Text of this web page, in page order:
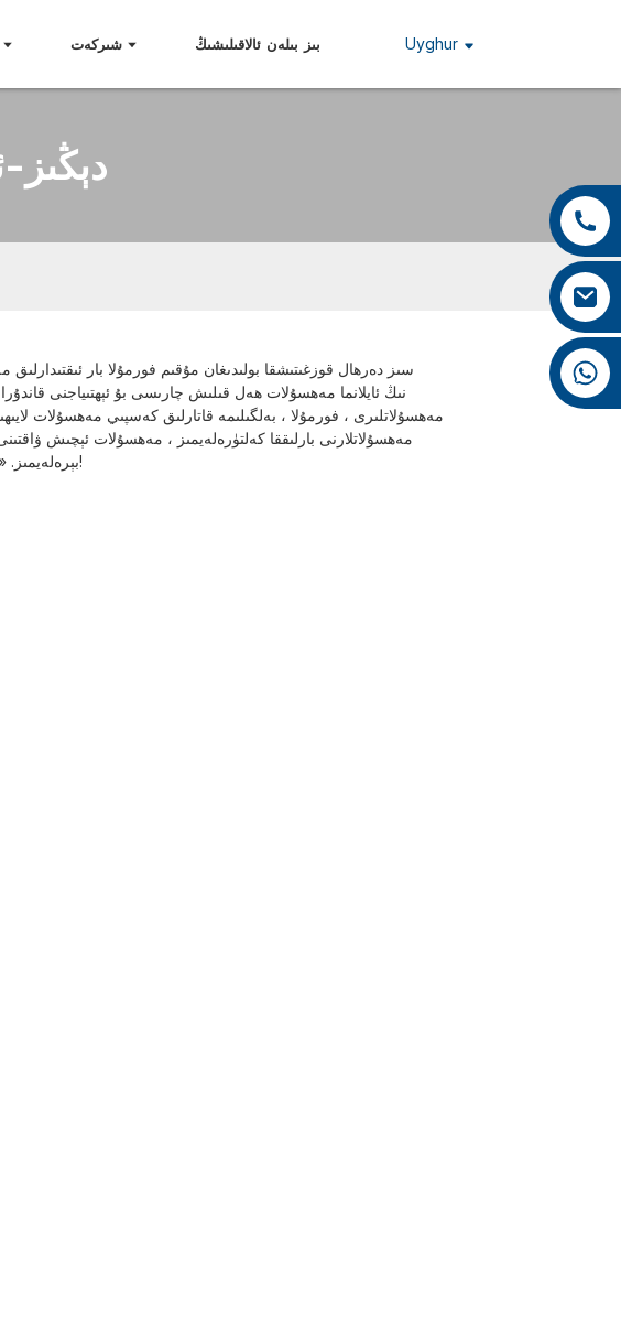
شىركەت بىز بىلەن ئالاقىلىشىڭ Uyghur
+86 0592 5599526
+86 18965423693
دېڭىز-
سىز دەرھال قوزغىتىشقا بولىدىغان مۇقىم فورمۇلا بار ئىقتىدارلىق
مەھسۇلاتلىرى ، فورمۇلا ، بەلگىلىمە قاتارلىق كەسپىي مەھسۇلات
مەھسۇلاتلارنى بارلىققا كەلتۈرەلەيمىز ، مەھسۇلات ئېچىش
بېرەلەيمىز. «پايدا تېپىشىڭىزغا ياردەم بېرىش» بىزنىڭ يادرولۇق قىممىتىمىز!